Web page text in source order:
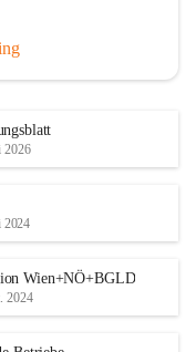
2026
2024
Wien+NÖ+BGLD
2024